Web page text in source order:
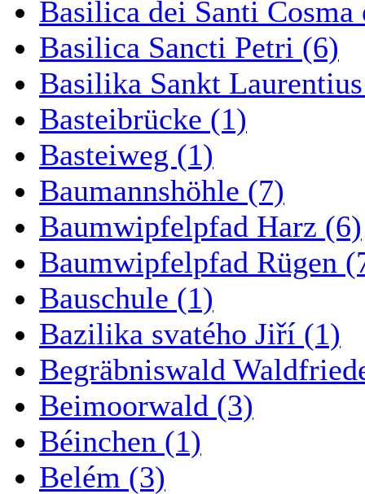
Basilica dei Santi
Basilica Sancti Petri (6)
Basilika Sankt
Basteibrücke (1)
Basteiweg (1)
Baumannshöhle (7)
Baumwipfelpfad Harz (6)
Baumwipfelpfad Rügen
Bauschule (1)
Bazilika svatého Jiří (1)
Begräbniswald
Beimoorwald (3)
Béinchen (1)
Belém (3)